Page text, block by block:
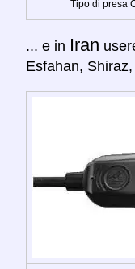
Tipo di presa
... e in Iran
Esfahan,